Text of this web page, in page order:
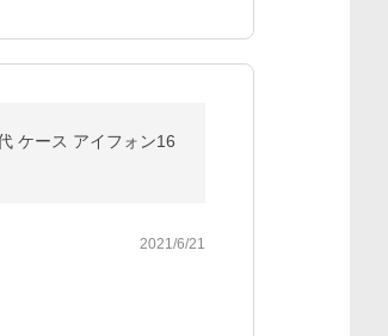
ケース アイフォン16
2021/6/21